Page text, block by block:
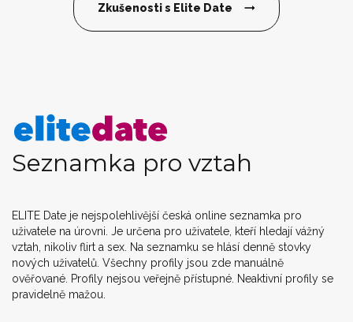
Zkušenosti s Elite Date
Seznamka pro vztah
ELITE Date je nejspolehlivější česká online seznamka pro
uživatele na úrovni. Je určena pro uživatele, kteří hledají vážný
vztah, nikoliv flirt a sex. Na seznamku se hlásí denně stovky
nových uživatelů. Všechny profily jsou zde manuálně
ověřované. Profily nejsou veřejně přístupné. Neaktivní profily se
pravidelně mažou.